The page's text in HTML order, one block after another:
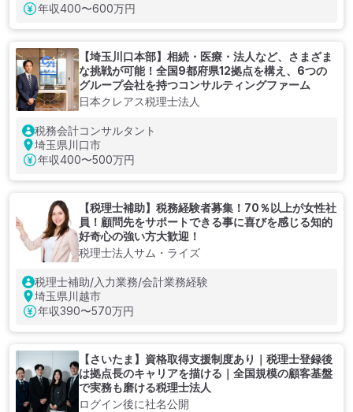
年収400〜600万円
【埼玉川口本部】相続・医療・法人など、さまざま
な挑戦が可能！全国9都府県12拠点を構え、6つの
グループ会社を持つコンサルティングファーム
日本クレアス税理士法人
税務会計コンサルタント
埼玉県川口市
年収400〜500万円
【税理士補助】税務経験者募集！70％以上が女性社
員！顧問先をサポートできる事に喜びを感じる知的
好奇心の強い方大歓迎！
税理士法人サム・ライズ
税理士補助/入力業務/会計業務経験
埼玉県川越市
年収390〜570万円
【さいたま】資格取得支援制度あり｜税理士登録後
は拠点長のキャリアを描ける｜全国規模の顧客基盤
で実務も磨ける税理士法人
ログイン後に社名公開